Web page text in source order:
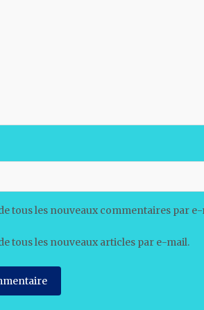
tous les nouveaux commentaires par
tous les nouveaux articles par e-mail.